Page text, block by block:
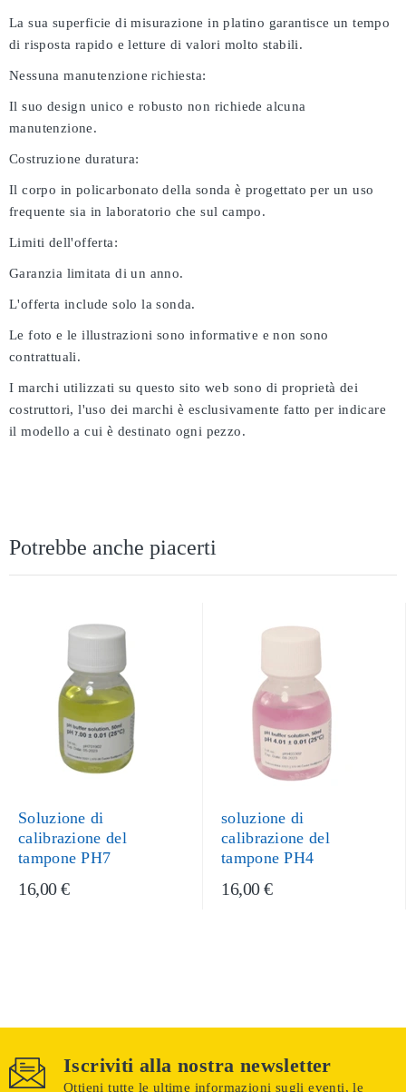
La sua superficie di misurazione in platino garantisce un tempo
di risposta rapido e letture di valori molto stabili.
Nessuna manutenzione richiesta:
Il suo design unico e robusto non richiede alcuna
manutenzione.
Costruzione duratura:
Il corpo in policarbonato della sonda è progettato per un uso
frequente sia in laboratorio che sul campo.
Limiti dell'offerta:
Garanzia limitata di un anno.
L'offerta include solo la sonda.
Le foto e le illustrazioni sono informative e non sono
contrattuali.
I marchi utilizzati su questo sito web sono di proprietà dei
costruttori, l'uso dei marchi è esclusivamente fatto per indicare
il modello a cui è destinato ogni pezzo.
Potrebbe anche piacerti
Soluzione di
calibrazione del
tampone PH7
16,00 €
soluzione di
calibrazione del
tampone PH4
16,00 €
Iscriviti alla nostra newsletter
Ottieni tutte le ultime informazioni sugli eventi, le